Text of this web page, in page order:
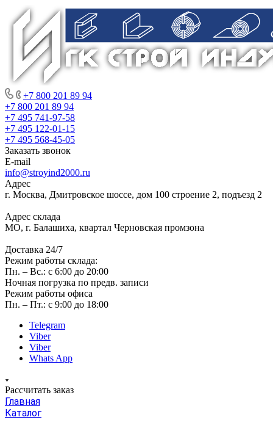
+7 800 201 89 94
+7 800 201 89 94
+7 495 741-97-58
+7 495 122-01-15
+7 495 568-45-05
Заказать звонок
E-mail
info@stroyind2000.ru
Адрес
г. Москва, Дмитровское шоссе, дом 100 строение 2, подъезд 2
Адрес склада
МО, г. Балашиха, квартал Черновская промзона
Доставка 24/7
Режим работы склада:
Пн. – Вс.: с 6:00 до 20:00
Ночная погрузка по предв. записи
Режим работы офиса
Пн. – Пт.: с 9:00 до 18:00
Telegram
Viber
Viber
Whats App
Рассчитать заказ
Главная
Каталог